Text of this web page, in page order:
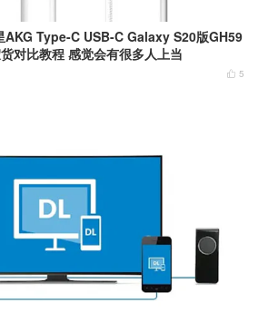
AKG Type-C USB-C Galaxy S20版GH59
对比教程 感觉会有很多人上当
 5